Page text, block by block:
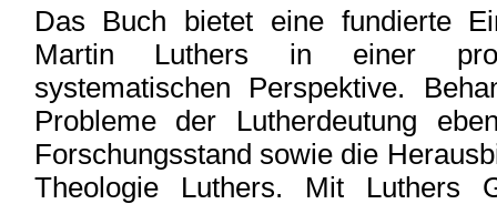
Das Buch bietet eine fundierte
Martin Luthers in einer
systematischen Perspektive.
Probleme der Lutherdeutung
Forschungsstand sowie die
Theologie Luthers. Mit Luthers